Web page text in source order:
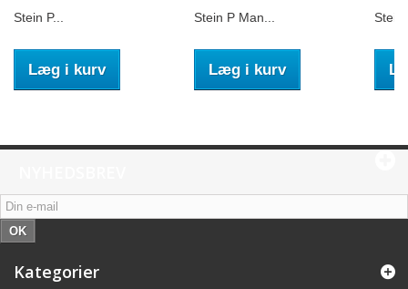
Stein P...
Læg i kurv
Stein P Man...
Læg i kurv
Stein
OK
Kategorier